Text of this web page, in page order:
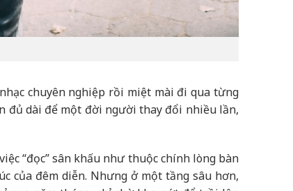
chuyên nghiệp rồi miệt mài đi qua từng
đủ dài để một đời người thay đổi nhiều lần,
“đọc” sân khấu như thuộc chính lòng bàn
của đêm diễn. Nhưng ở một tầng sâu hơn,